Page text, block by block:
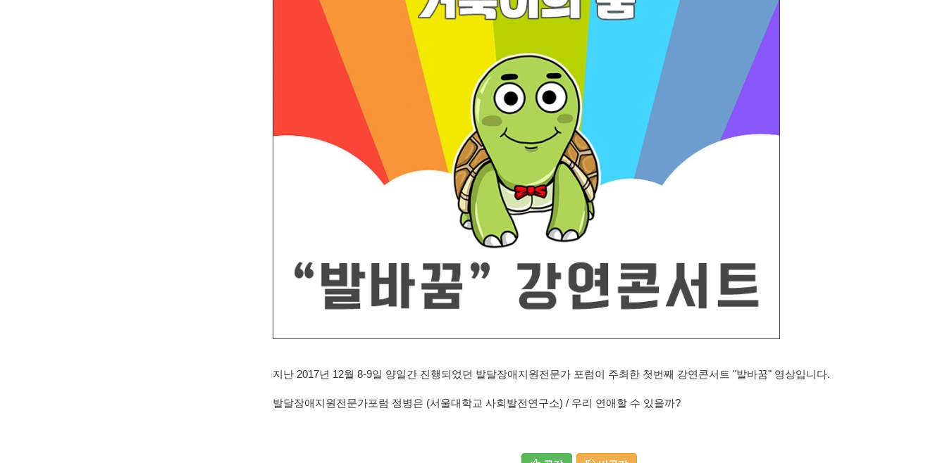
지난 2017년 12월 8-9일 양일간 진행되었던 발달장애지원전문가 포럼이 주최한 첫번째 강연콘서트 "발바꿈" 영상입니다.
발달장애지원전문가포럼 정병은 (서울대학교 사회발전연구소) / 우리 연애할 수 있을까?